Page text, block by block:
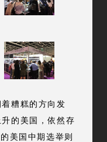
糟糕的方向发
的美国，依然存
美国中期选举则